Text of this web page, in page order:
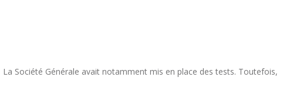
Société Générale avait notamment mis en place des tests. Toutefois,